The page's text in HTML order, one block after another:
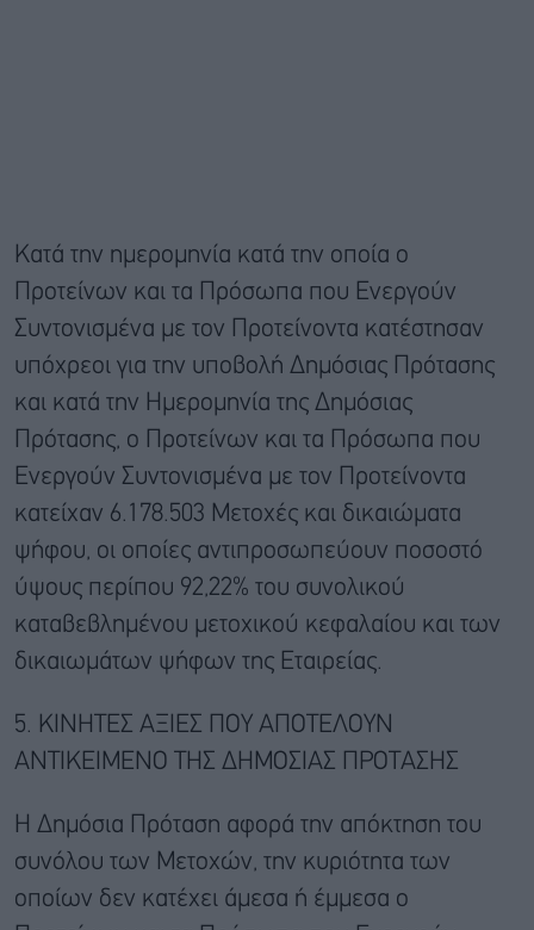
Κατά την ημερομηνία κατά την οποία ο
Προτείνων και τα Πρόσωπα που Ενεργούν
Συντονισμένα με τον Προτείνοντα κατέστησαν
υπόχρεοι για την υποβολή Δημόσιας Πρότασης
και κατά την Ημερομηνία της Δημόσιας
Πρότασης, ο Προτείνων και τα Πρόσωπα που
Ενεργούν Συντονισμένα με τον Προτείνοντα
κατείχαν 6.178.503 Μετοχές και δικαιώματα
ψήφου, οι οποίες αντιπροσωπεύουν ποσοστό
ύψους περίπου 92,22% του συνολικού
καταβεβλημένου μετοχικού κεφαλαίου και των
δικαιωμάτων ψήφων της Εταιρείας.
5. ΚΙΝΗΤΕΣ ΑΞΙΕΣ ΠΟΥ ΑΠΟΤΕΛΟΥΝ
ΑΝΤΙΚΕΙΜΕΝΟ ΤΗΣ ΔΗΜΟΣΙΑΣ ΠΡΟΤΑΣΗΣ
Η Δημόσια Πρόταση αφορά την απόκτηση του
συνόλου των Μετοχών, την κυριότητα των
οποίων δεν κατέχει άμεσα ή έμμεσα ο